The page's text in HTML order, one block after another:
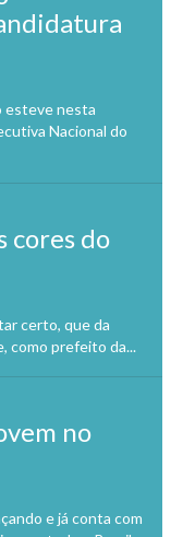
esteve nesta
Nacional do
cores do
certo, que da
como prefeito da...
no
e já conta com